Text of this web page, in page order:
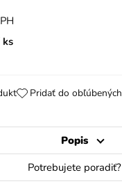
ks
Pridať do obľúbených
Popis
Potrebujete poradiť?